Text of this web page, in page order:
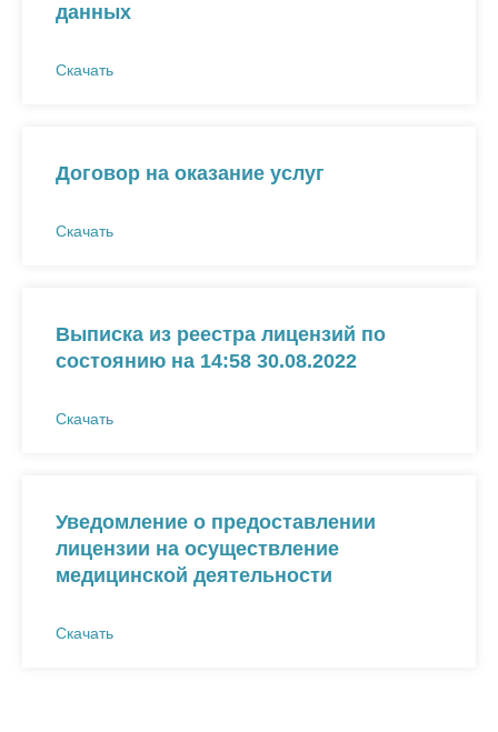
данных
Скачать
Договор на оказание услуг
Скачать
Выписка из реестра лицензий по
состоянию на 14:58 30.08.2022
Скачать
Уведомление о предоставлении
лицензии на осуществление
медицинской деятельности
Скачать